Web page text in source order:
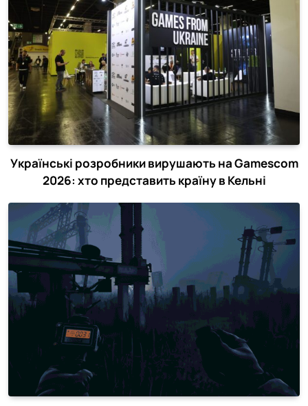
Українські розробники вирушають на Gamescom
2026: хто представить країну в Кельні